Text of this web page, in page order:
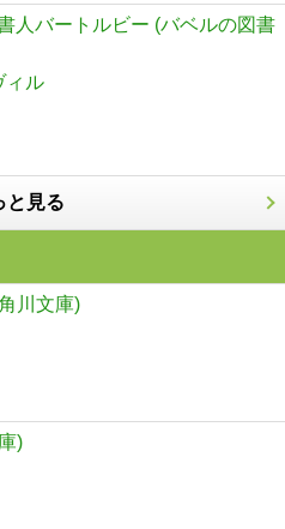
人バートルビー (バベルの図書
ィル
と見る
川文庫)
)